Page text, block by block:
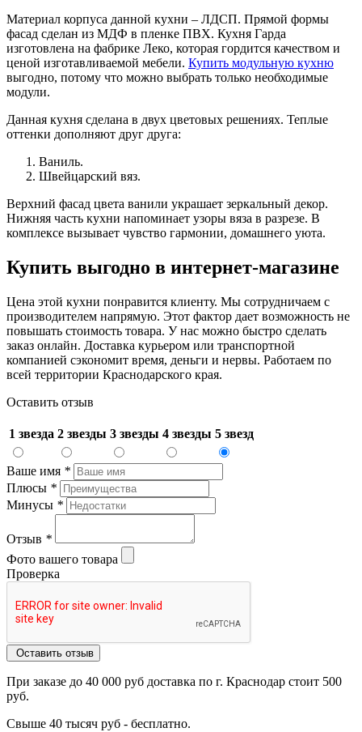
Материал корпуса данной кухни – ЛДСП. Прямой формы
фасад сделан из МДФ в пленке ПВХ. Кухня Гарда
изготовлена на фабрике Леко, которая гордится качеством и
ценой изготавливаемой мебели. Купить модульную кухню
выгодно, потому что можно выбрать только необходимые
модули.
Данная кухня сделана в двух цветовых решениях. Теплые
оттенки дополняют друг друга:
Ваниль.
Швейцарский вяз.
Верхний фасад цвета ванили украшает зеркальный декор.
Нижняя часть кухни напоминает узоры вяза в разрезе. В
комплексе вызывает чувство гармонии, домашнего уюта.
Купить выгодно в интернет-магазине
Цена этой кухни понравится клиенту. Мы сотрудничаем с
производителем напрямую. Этот фактор дает возможность не
повышать стоимость товара. У нас можно быстро сделать
заказ онлайн. Доставка курьером или транспортной
компанией сэкономит время, деньги и нервы. Работаем по
всей территории Краснодарского края.
Оставить отзыв
1 звезда 2 звезды 3 звезды 4 звезды 5 звезд
Ваше имя *
Плюсы *
Минусы *
Отзыв *
Фото вашего товара
Проверка
Оставить отзыв
При заказе до 40 000 руб доставка по г. Краснодар стоит 500
руб.
Свыше 40 тысяч руб - бесплатно.